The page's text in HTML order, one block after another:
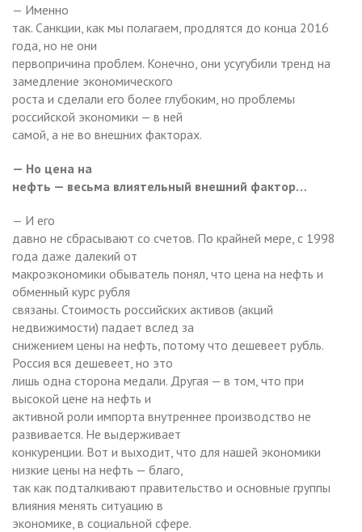
— Именно
так. Санкции, как мы полагаем, продлятся до конца 2016
года, но не они
первопричина проблем. Конечно, они усугубили тренд на
замедление экономического
роста и сделали его более глубоким, но проблемы
российской экономики — в ней
самой, а не во внешних факторах.
— Но цена на
нефть — весьма влиятельный внешний фактор…
— И его
давно не сбрасывают со счетов. По крайней мере, с 1998
года даже далекий от
макроэкономики обыватель понял, что цена на нефть и
обменный курс рубля
связаны. Стоимость российских активов (акций
недвижимости) падает вслед за
снижением цены на нефть, потому что дешевеет рубль.
Россия вся дешевеет, но это
лишь одна сторона медали. Другая — в том, что при
высокой цене на нефть и
активной роли импорта внутреннее производство не
развивается. Не выдерживает
конкуренции. Вот и выходит, что для нашей экономики
низкие цены на нефть — благо,
так как подталкивают правительство и основные группы
влияния менять ситуацию в
экономике, в социальной сфере.